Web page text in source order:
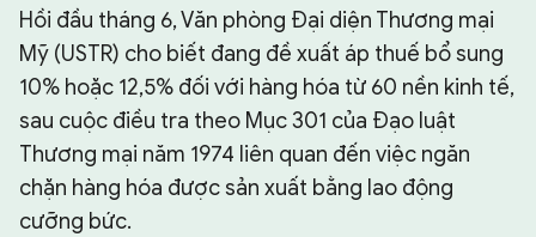
Hồi đầu tháng 6, Văn phòng Đại diện Thương mại
Mỹ (USTR) cho biết đang đề xuất áp thuế bổ sung
10% hoặc 12,5% đối với hàng hóa từ 60 nền kinh tế,
sau cuộc điều tra theo Mục 301 của Đạo luật
Thương mại năm 1974 liên quan đến việc ngăn
chặn hàng hóa được sản xuất bằng lao động
cưỡng bức.